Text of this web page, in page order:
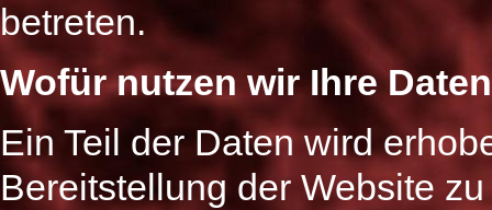
betreten.
Wofür nutzen wir Ihre
Ein Teil der Daten wird
Bereitstellung der Website